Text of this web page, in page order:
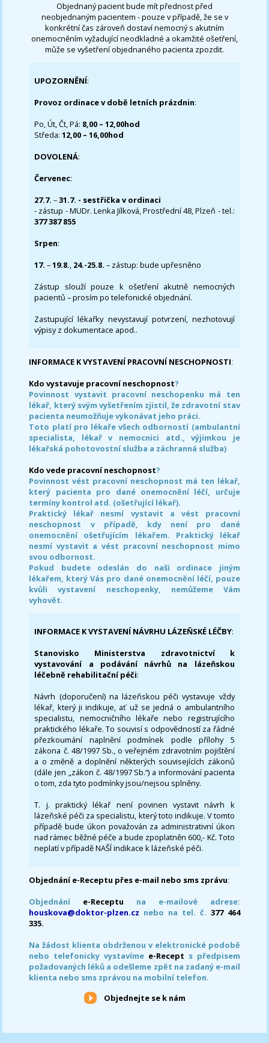
Objednaný pacient bude mít přednost před
neobjednaným pacientem - pouze v případě, že se v
konkrétní čas zároveň dostaví nemocný s akutním
onemocněním vyžadující neodkladné a okamžité ošetření,
může se vyšetření objednaného pacienta zpozdit.
UPOZORNĚNÍ:
Provoz ordinace v době letních prázdnin:
Po, Út, Čt, Pá: 8,00 – 12,00hod
Středa:12,00 – 16,00hod
DOVOLENÁ:
Červenec:
27.7.–31.7. - sestřička v ordinaci
- zástup - MUDr. Lenka Jílková, Prostřední 48, Plzeň - tel.:
377 387 855
Srpen:
17. –19.8., 24.-25.8. – zástup: bude upřesněno
Zástup slouží pouze k ošetření akutně nemocných
pacientů – prosím po telefonické objednání.
Zastupující lékařky nevystavují potvrzení, nezhotovují
výpisy z dokumentace apod..
INFORMACE K VYSTAVENÍ PRACOVNÍ NESCHOPNOSTI:
Kdo vystavuje pracovní neschopnost?
Povinnost vystavit pracovní neschopenku má ten
lékař, který svým vyšetřením zjistil, že zdravotní stav
pacienta neumožňuje vykonávat jeho práci.
Toto platí pro lékaře všech odborností (ambulantní
specialista, lékař v nemocnici atd., výjimkou je
lékařská pohotovostní služba a záchranná služba)
Kdo vede pracovní neschopnost?
Povinnost vést pracovní neschopnost má ten lékař,
který pacienta pro dané onemocnění léčí, určuje
termíny kontrol atd. (ošetřující lékař).
Praktický lékař nesmí vystavit a vést pracovní
neschopnost v případě, kdy není pro dané
onemocnění ošetřujícím lékařem. Praktický lékař
nesmí vystavit a vést pracovní neschopnost mimo
svou odbornost.
Pokud budete odeslán do naši ordinace jiným
lékařem, který Vás pro dané onemocnění léčí, pouze
kvůli vystavení neschopenky, nemůžeme Vám
vyhovět.
INFORMACE K VYSTAVENÍ NÁVRHU LÁZEŇSKÉ LÉČBY:
Stanovisko Ministerstva zdravotnictví k
vystavování a podávání návrhů na lázeňskou
léčebně rehabilitační péči:
Návrh (doporučení) na lázeňskou péči vystavuje vždy
lékař, který ji indikuje, ať už se jedná o ambulantního
specialistu, nemocničního lékaře nebo registrujícího
praktického lékaře. To souvisí s odpovědností za řádné
přezkoumání naplnění podmínek podle přílohy 5
zákona č. 48/1997 Sb., o veřejném zdravotním pojištění
a o změně a doplnění některých souvisejících zákonů
(dále jen „zákon č. 48/1997 Sb.“) a informování pacienta
o tom, zda tyto podmínky jsou/nejsou splněny.
T. j. praktický lékař není povinen vystavit návrh k
lázeňské péči za specialistu, který toto indikuje. V tomto
případě bude úkon považován za administrativní úkon
nad rámec běžné péče a bude zpoplatněn 600,- Kč. Toto
neplatí v případě NAŠÍ indikace k lázeňské péči.
Objednání e-Receptu přes e-mail nebo sms zprávu:
Objednání e-Receptu na e-mailové adrese:
houskova@doktor-plzen.cz nebo na tel. č. 377 464
335.
Na žádost klienta obdrženou v elektronické podobě
nebo telefonicky vystavíme e-Recept s předpisem
požadovaných léků a odešleme zpět na zadaný e-mail
klienta nebo sms zprávou na mobilní telefon.
Objednejte se k nám